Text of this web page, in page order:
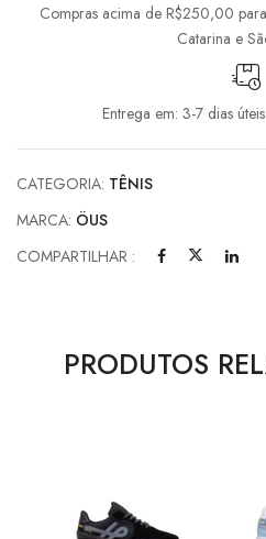
Compras acima de R$250,00
Catarina e
Entrega em: 3-7 dias úteis
CATEGORIA: TÊNIS
MARCA: ÖUS
COMPARTILHAR :
PRODUTOS